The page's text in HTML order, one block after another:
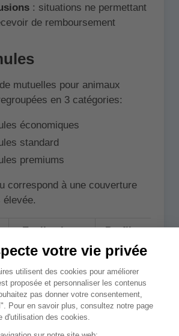
: situations ne permettant
de remboursement
mutuelles pour animaux
en 3 catégories:
économiques
standard
premiums
correspond à une couverture
élevée.
Explications Profil type
Couvre40 à
60%des frais
de santé de
l'animal
survenant
majoritairement
Parfait pour
les maîtres
ayant un
petit budget